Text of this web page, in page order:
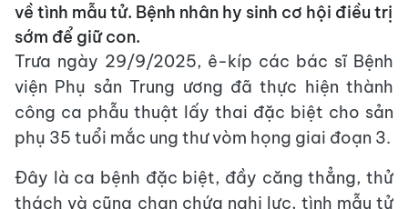
về tình mẫu tử. Bệnh nhân hy sinh cơ hội điều trị
sớm để giữ con.
Trưa ngày 29/9/2025, ê-kíp các bác sĩ Bệnh
viện Phụ sản Trung ương đã thực hiện thành
công ca phẫu thuật lấy thai đặc biệt cho sản
phụ 35 tuổi mắc ung thư vòm họng giai đoạn 3.
Đây là ca bệnh đặc biệt, đầy căng thẳng, thử
thách và cũng chan chứa nghị lực, tình mẫu tử